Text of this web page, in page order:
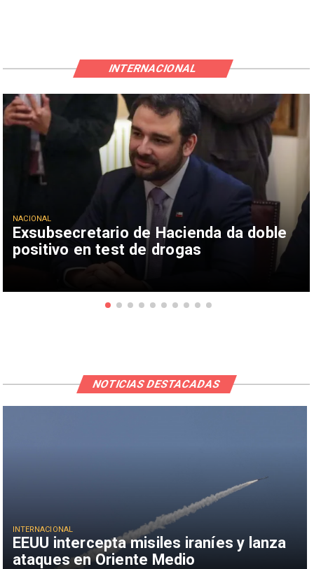
Exsubsecretario de Hacienda da doble
positivo en test de drogas
NACIONAL
INTERNACIONAL
EEUU intercepta misiles iraníes y lanza
ataques en Oriente Medio
INTERNACIONAL
NOTICIAS DESTACADAS